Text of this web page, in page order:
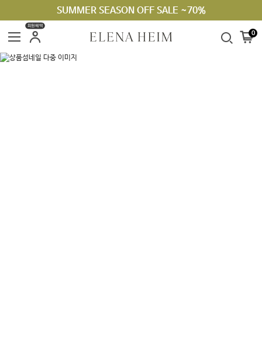
SUMMER SEASON OFF SALE ~70%
회원혜택
0